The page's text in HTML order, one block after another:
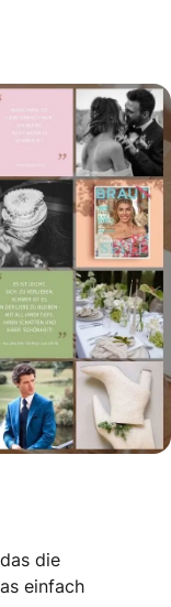
auf Instagram
die
einfach